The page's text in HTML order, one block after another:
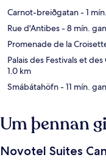
Carnot-breiðgatan- 1
Rue d'Antibes- 8 mín.
Promenade de la
Palais des Festivals et
1.0 km
Smábátahöfn- 11 mín.
Um þennan
Novotel Suites